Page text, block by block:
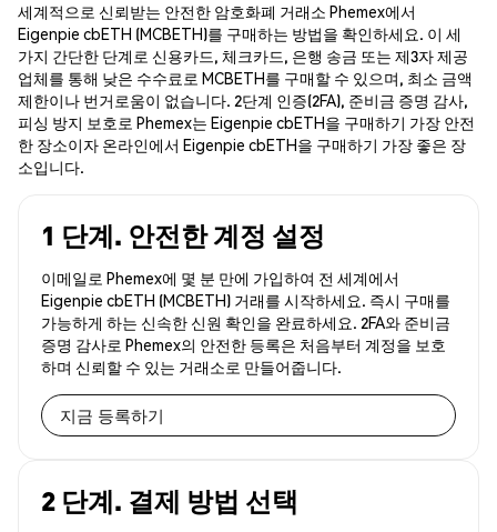
세계적으로 신뢰받는 안전한 암호화폐 거래소 Phemex에서
Eigenpie cbETH (MCBETH)를 구매하는 방법을 확인하세요. 이 세
가지 간단한 단계로 신용카드, 체크카드, 은행 송금 또는 제3자 제공
업체를 통해 낮은 수수료로 MCBETH를 구매할 수 있으며, 최소 금액
제한이나 번거로움이 없습니다. 2단계 인증(2FA), 준비금 증명 감사,
피싱 방지 보호로 Phemex는 Eigenpie cbETH을 구매하기 가장 안전
한 장소이자 온라인에서 Eigenpie cbETH을 구매하기 가장 좋은 장
소입니다.
1 단계. 안전한 계정 설정
이메일로 Phemex에 몇 분 만에 가입하여 전 세계에서
Eigenpie cbETH (MCBETH) 거래를 시작하세요. 즉시 구매를
가능하게 하는 신속한 신원 확인을 완료하세요. 2FA와 준비금
증명 감사로 Phemex의 안전한 등록은 처음부터 계정을 보호
하며 신뢰할 수 있는 거래소로 만들어줍니다.
지금 등록하기
2 단계. 결제 방법 선택